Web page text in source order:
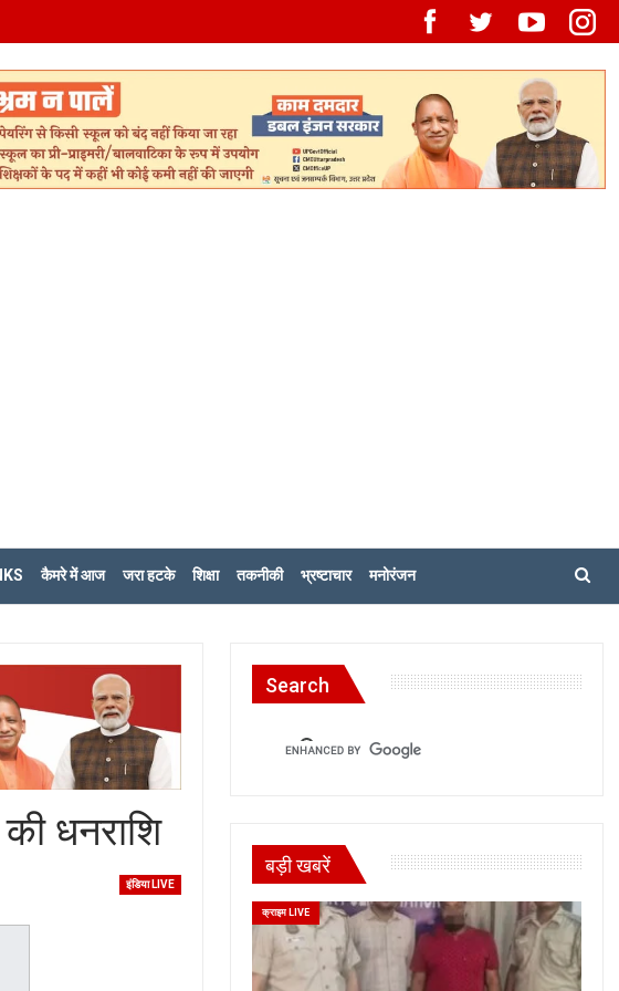
कैमरे में आज जरा हटके शिक्षा तकनीकी भ्रष्टाचार मनोरंजन
धनराशि
इंडिया LIVE
Search
बड़ी खबरें
क्राइम LIVE